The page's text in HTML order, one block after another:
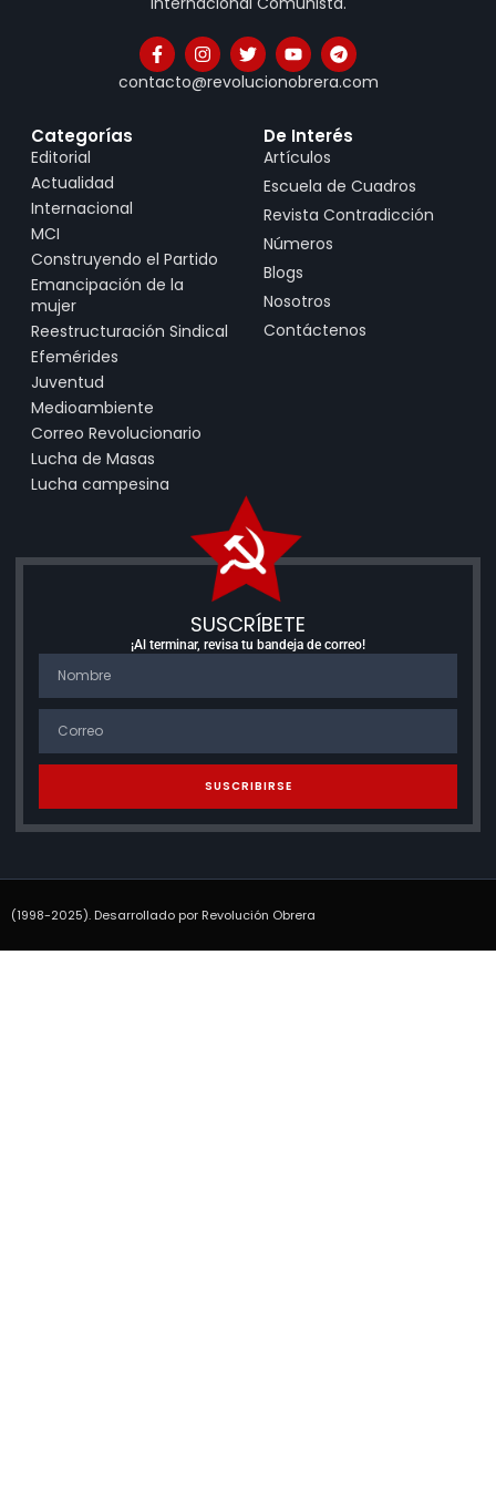
contacto@revolucionobrera.com
Categorías
Editorial
Actualidad
Internacional
MCI
Construyendo el Partido
Emancipación de la
mujer
Reestructuración Sindical
Efemérides
Juventud
Medioambiente
Correo Revolucionario
Lucha de Masas
Lucha campesina
De Interés
Artículos
Escuela de Cuadros
Revista Contradicción
Números
Blogs
Nosotros
Contáctenos
SUSCRÍBETE
¡Al terminar, revisa tu bandeja de correo!
SUSCRIBIRSE
(1998-2025). Desarrollado por Revolución Obrera